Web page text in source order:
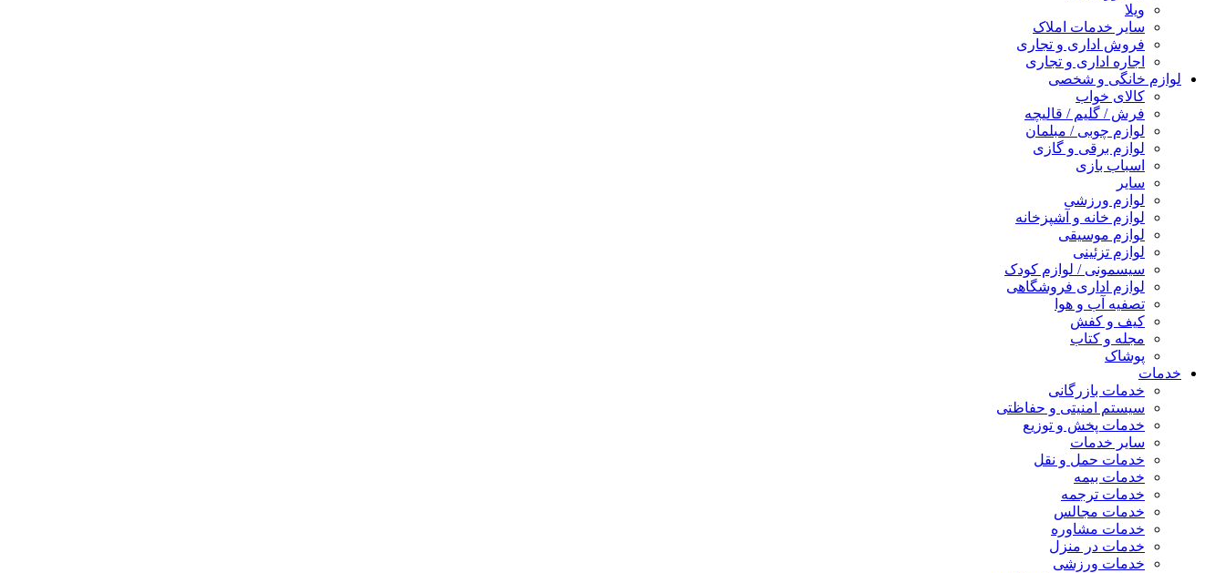
ویلا
سایر خدمات املاک
فروش اداری و تجاری
اجاره اداری و تجاری
لوازم خانگی و شخصی
کالای خواب
فرش / گلیم / قالیچه
لوازم چوبی / مبلمان
لوازم برقی و گازی
اسباب بازی
سایر
لوازم ورزشی
لوازم خانه و آشپزخانه
لوازم موسیقی
لوازم تزئینی
سیسمونی / لوازم کودک
لوازم اداری فروشگاهی
تصفیه آب و هوا
کیف و کفش
مجله و کتاب
پوشاک
خدمات
خدمات بازرگانی
سیستم امنیتی و حفاظتی
خدمات پخش و توزیع
سایر خدمات
خدمات حمل و نقل
خدمات بیمه
خدمات ترجمه
خدمات مجالس
خدمات مشاوره
خدمات در منزل
خدمات ورزشی